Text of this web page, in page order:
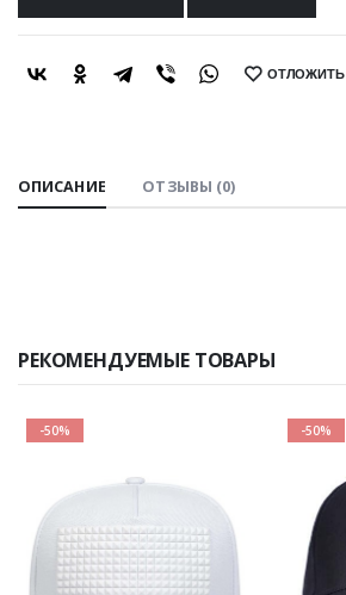
SHARE: ОТЛОЖИТЬ
ОПИСАНИЕ ОТЗЫВЫ (0)
РЕКОМЕНДУЕМЫЕ ТОВАРЫ
-50% -50%